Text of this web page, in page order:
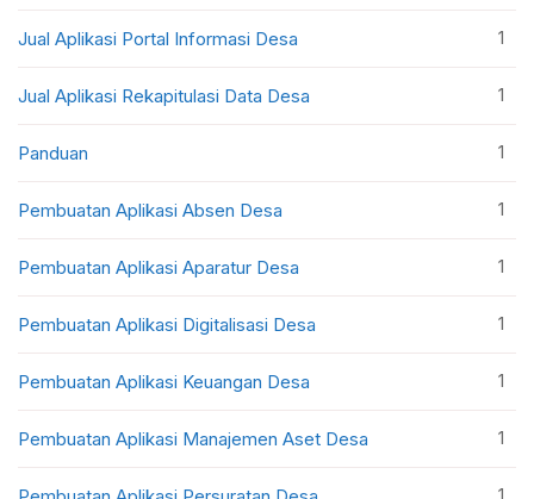
Jual Aplikasi Portal Informasi Desa 1
Jual Aplikasi Rekapitulasi Data Desa 1
Panduan 1
Pembuatan Aplikasi Absen Desa 1
Pembuatan Aplikasi Aparatur Desa 1
Pembuatan Aplikasi Digitalisasi Desa 1
Pembuatan Aplikasi Keuangan Desa 1
Pembuatan Aplikasi Manajemen Aset Desa 1